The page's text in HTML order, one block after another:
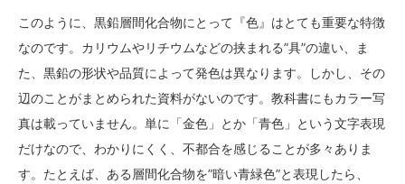
このように、黒鉛層間化合物にとって『色』はとても重要な特徴
なのです。カリウムやリチウムなどの挟まれる”具”の違い、ま
た、黒鉛の形状や品質によって発色は異なります。しかし、その
辺のことがまとめられた資料がないのです。教科書にもカラー写
真は載っていません。単に「金色」とか「青色」という文字表現
だけなので、わかりにくく、不都合を感じることが多々ありま
す。たとえば、ある層間化合物を”暗い青緑色”と表現したら、